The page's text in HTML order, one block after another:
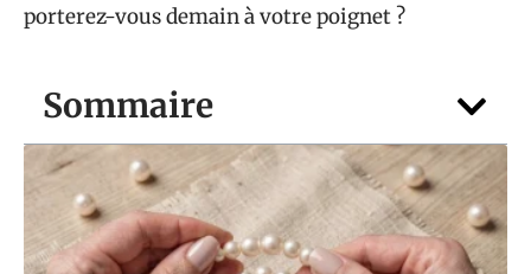
Sommaire
porterez-vous demain à votre poignet ?